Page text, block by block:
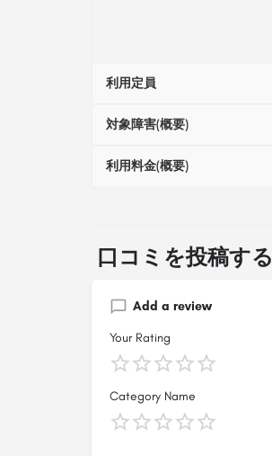
利用定員
対象障害(概要)
利用料金(概要)
口コミを投稿する
Add a review
Your Rating
Category Name